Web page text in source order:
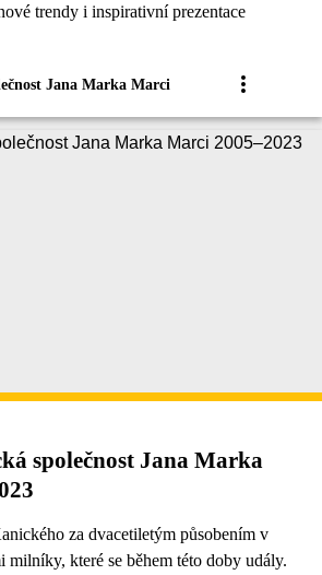
trendy i inspirativní prezentace
Jana Marka Marci
společnost Jana Marka
za dvacetiletým působením v
milníky, které se během této doby udály.